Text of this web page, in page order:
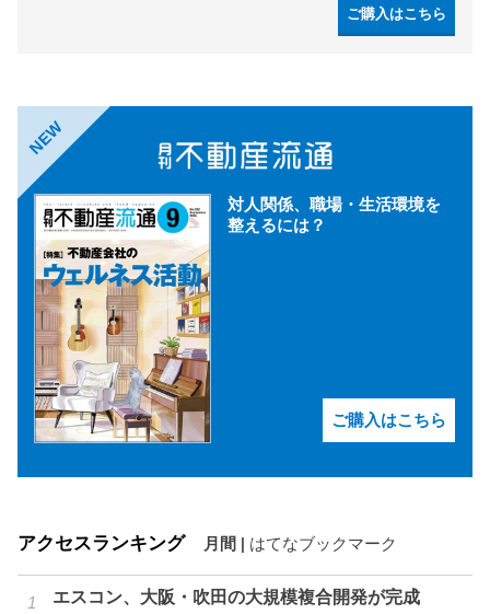
ご購入はこちら
NEW
対人関係、職場・生活環境を
整えるには？
ご購入はこちら
アクセスランキング 月間 はてなブックマーク
エスコン、大阪・吹田の大規模複合開発が完成